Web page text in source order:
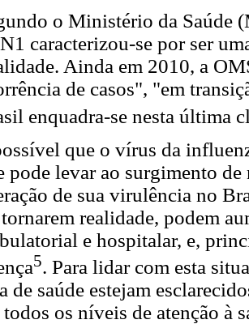
o Ministério da Saúde
caracterizou-se por ser
Ainda em 2010, a
de casos", "em
enquadra-se nesta última
que o vírus da
pode levar ao surgimento
de sua virulência no
tornarem realidade, podem
e hospitalar, e,
5. Para lidar com esta
de saúde estejam
todos os níveis de atenção à